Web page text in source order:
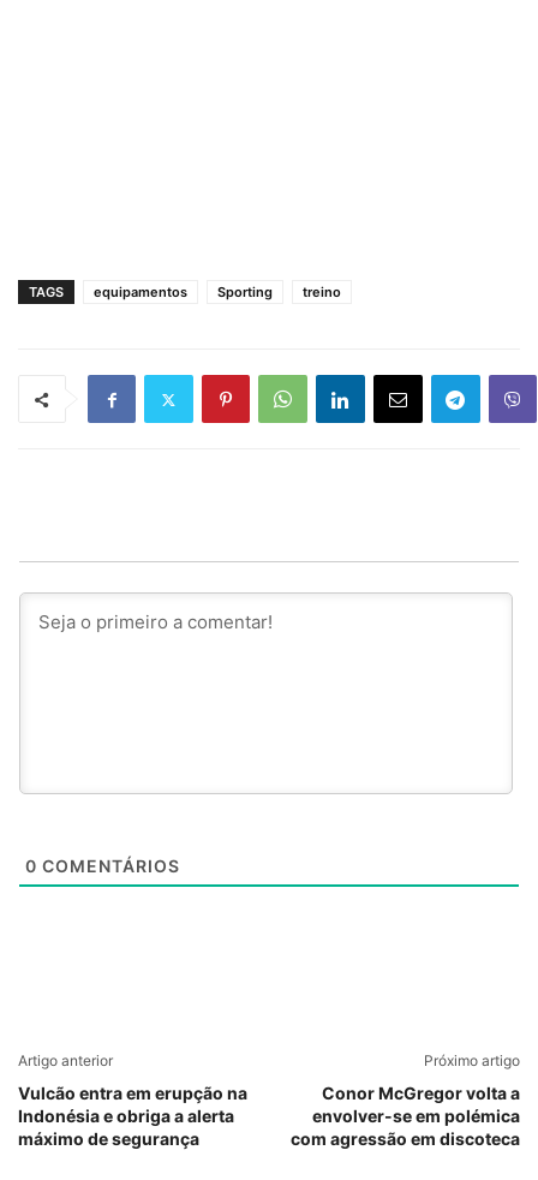
TAGS equipamentos Sporting treino
0 COMENTÁRIOS
Artigo anterior
Vulcão entra em erupção na
Indonésia e obriga a alerta
máximo de segurança
Próximo artigo
Conor McGregor volta a
envolver-se em polémica
com agressão em discoteca